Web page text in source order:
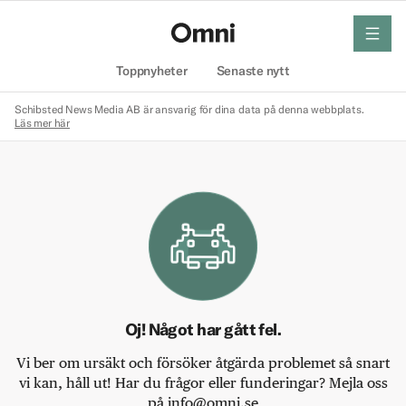
Toppnyheter Senaste nytt
meny
Schibsted News Media AB är ansvarig för dina data på denna webbplats.
Läs mer här
Oj! Något har gått fel.
Vi ber om ursäkt och försöker åtgärda problemet så snart
vi kan, håll ut! Har du frågor eller funderingar? Mejla oss